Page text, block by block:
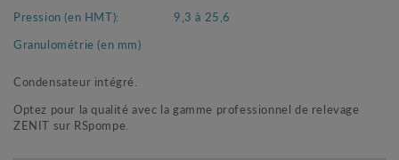
Pression (en HMT):
9,3 à 25,6
Granulométrie (en mm)
Condensateur intégré.
Optez pour la qualité avec la gamme professionnel de relevage
ZENIT sur RSpompe.